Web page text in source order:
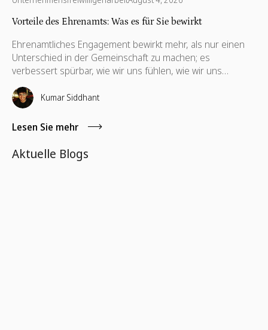
Vorteile des Ehrenamts: Was es für Sie bewirkt
Ehrenamtliches Engagement bewirkt mehr, als nur einen
Unterschied in der Gemeinschaft zu machen; es
verbessert spürbar, wie wir uns fühlen, wie wir uns
vernetzen und wie wir beruflich sowie persönlich wachsen.
Von der psychischen Gesundheit bis zur beruflichen
Entwicklung – die Vorteile reichen weit über das hinaus,
was die meisten erwarten.
Kumar Siddhant
Lesen Sie mehr
Aktuelle Blogs